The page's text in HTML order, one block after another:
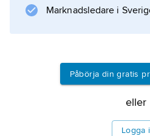
Information om
Marknadsledare i
Påbörja din gratis
eller
Logga